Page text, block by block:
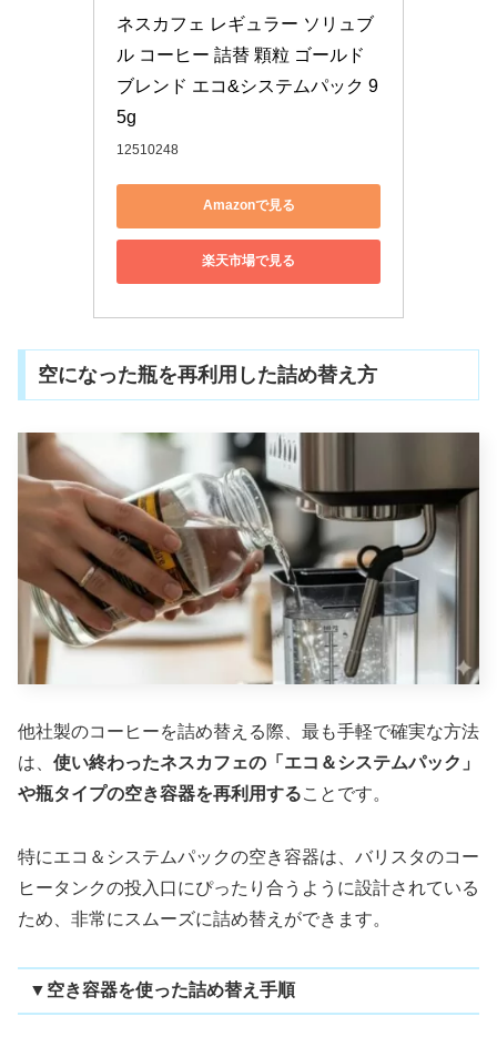
ネスカフェ レギュラー ソリュブ
ル コーヒー 詰替 顆粒 ゴールド
ブレンド エコ&システムパック 9
5g
12510248
Amazonで見る
楽天市場で見る
空になった瓶を再利用した詰め替え方
他社製のコーヒーを詰め替える際、最も手軽で確実な方法
は、 使い終わったネスカフェの「エコ＆システムパック」
や瓶タイプの空き容器を再利用することです。
特にエコ＆システムパックの空き容器は、バリスタのコー
ヒータンクの投入口にぴったり合うように設計されている
ため、非常にスムーズに詰め替えができます。
▼空き容器を使った詰め替え手順